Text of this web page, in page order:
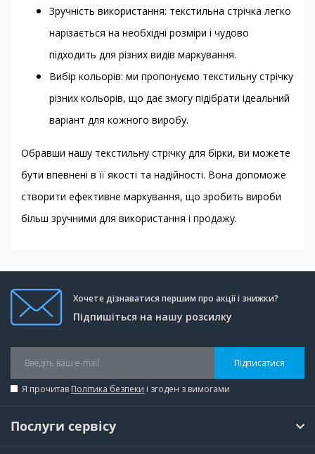
Зручність використання: текстильна стрічка легко
нарізається на необхідні розміри і чудово
підходить для різних видів маркування.
Вибір кольорів: ми пропонуємо текстильну стрічку
різних кольорів, що дає змогу підібрати ідеальний
варіант для кожного виробу.
Обравши нашу текстильну стрічку для бірки, ви можете
бути впевнені в її якості та надійності. Вона допоможе
створити ефективне маркування, що зробить вироби
більш зручними для використання і продажу.
Хочете дізнаватися першим про акції і знижки?
Підпишіться на нашу розсилку
Підписатися
Я прочитав Політика безпеки і згоден з вимогами
Послуги сервісу